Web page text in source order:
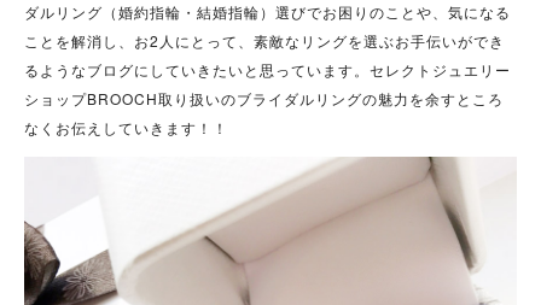
ダルリング（婚約指輪・結婚指輪）選びでお困りのことや、気になる
ことを解消し、お2人にとって、素敵なリングを選ぶお手伝いができ
るようなブログにしていきたいと思っています。セレクトジュエリー
ショップBROOCH取り扱いのブライダルリングの魅力を余すところ
なくお伝えしていきます！！